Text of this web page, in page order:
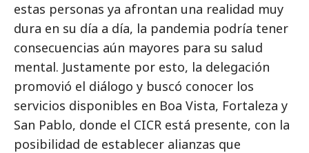
estas personas ya afrontan una realidad muy
dura en su día a día, la pandemia podría tener
consecuencias aún mayores para su salud
mental. Justamente por esto, la delegación
promovió el diálogo y buscó conocer los
servicios disponibles en Boa Vista, Fortaleza y
San Pablo, donde el CICR está presente, con la
posibilidad de establecer alianzas que